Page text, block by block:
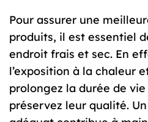
Pour assurer une
produits, il est essentiel
endroit frais et sec. En
l’exposition à la chaleur
prolongez la durée de
préservez leur qualité.